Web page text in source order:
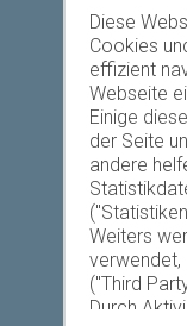
Heute
17 °C 33
Diese
Cookies
effizient
Webseite
Einige
der Seite
andere
Weiters
verwendet,
("Third
Durch